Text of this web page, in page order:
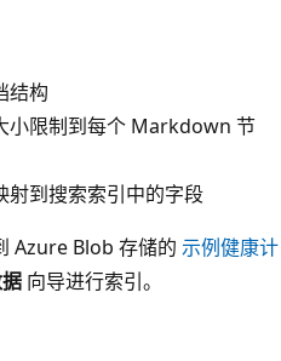
结构
小限制到每个 Markdown 节
射到搜索索引中的字段
Azure Blob 存储的 示例健康计
向导进行索引。